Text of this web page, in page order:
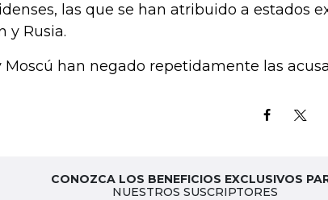
las que se han atribuido a estados
y Rusia.
Moscú han negado repetidamente las
CONOZCA LOS BENEFICIOS EXCLUSIVOS
NUESTROS SUSCRIPTORES